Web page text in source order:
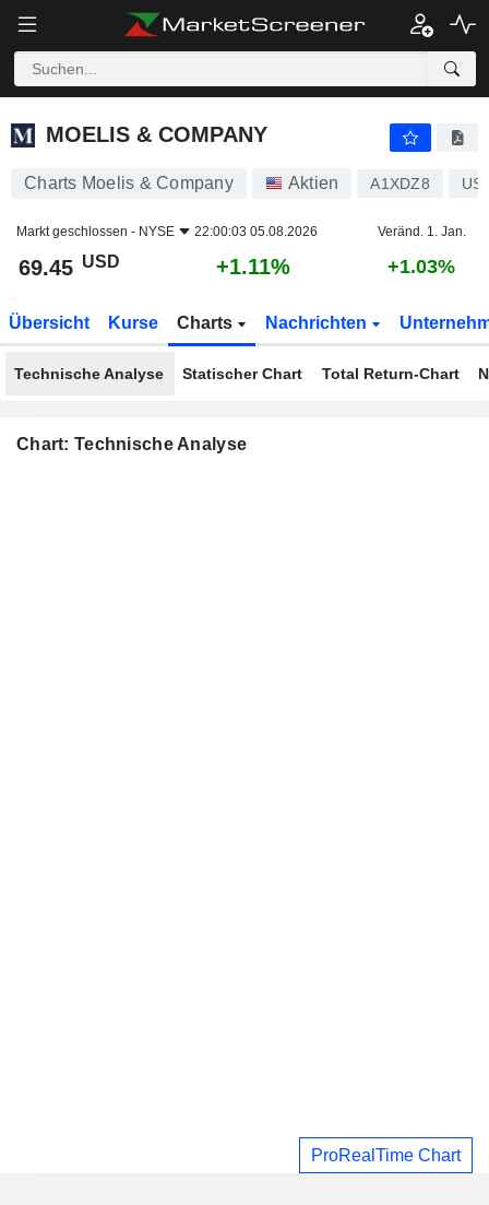
MOELIS & COMPANY +1.11%
MOELIS & COMPANY
Charts Moelis & Company Aktien A1XDZ8
Markt geschlossen - NYSE 22:00:03 05.08.2026 Veränd. 1. Jan.
69.45 USD +1.11% +1.03%
Übersicht Kurse Charts Nachrichten
Technische Analyse Statischer Chart Total Return-Chart
Chart: Technische Analyse
ProRealTime Chart